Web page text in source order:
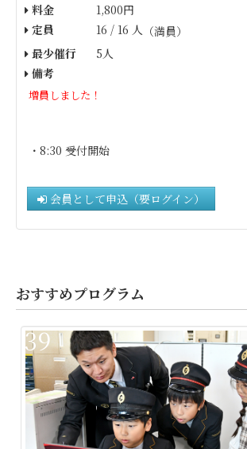
料金
1,800円
定員
16 / 16 人 （満員）
最少催行
5人
備考
増員しました！
・8:30 受付開始
会員として申込（要ログイン）
おすすめプログラム
39